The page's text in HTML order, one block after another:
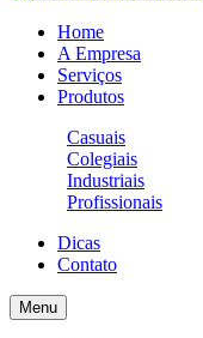
Home
A Empresa
Serviços
Produtos
Casuais
Colegiais
Industriais
Profissionais
Dicas
Contato
Menu